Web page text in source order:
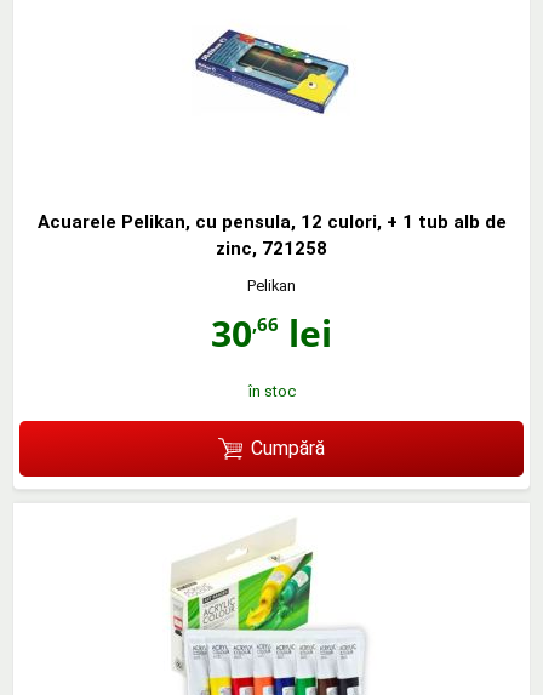
Acuarele Pelikan, cu pensula, 12 culori, + 1 tub alb de
zinc, 721258
Pelikan
30,66 lei
în stoc
Cumpără